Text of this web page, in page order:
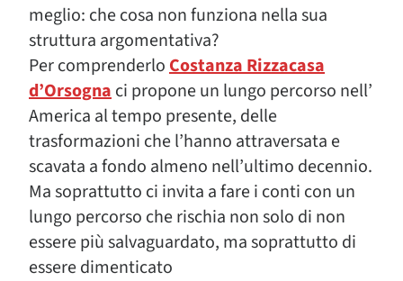
meglio: che cosa non funziona nella sua
struttura argomentativa?
Per comprenderloCostanza Rizzacasa
d’Orsognaci propone un lungo percorso nell’
America al tempo presente, delle
trasformazioni che l’hanno attraversata e
scavata a fondo almeno nell’ultimo decennio.
Ma soprattutto ci invita a fare i conti con un
lungo percorso che rischia non solo di non
essere più salvaguardato, ma soprattutto di
essere dimenticato